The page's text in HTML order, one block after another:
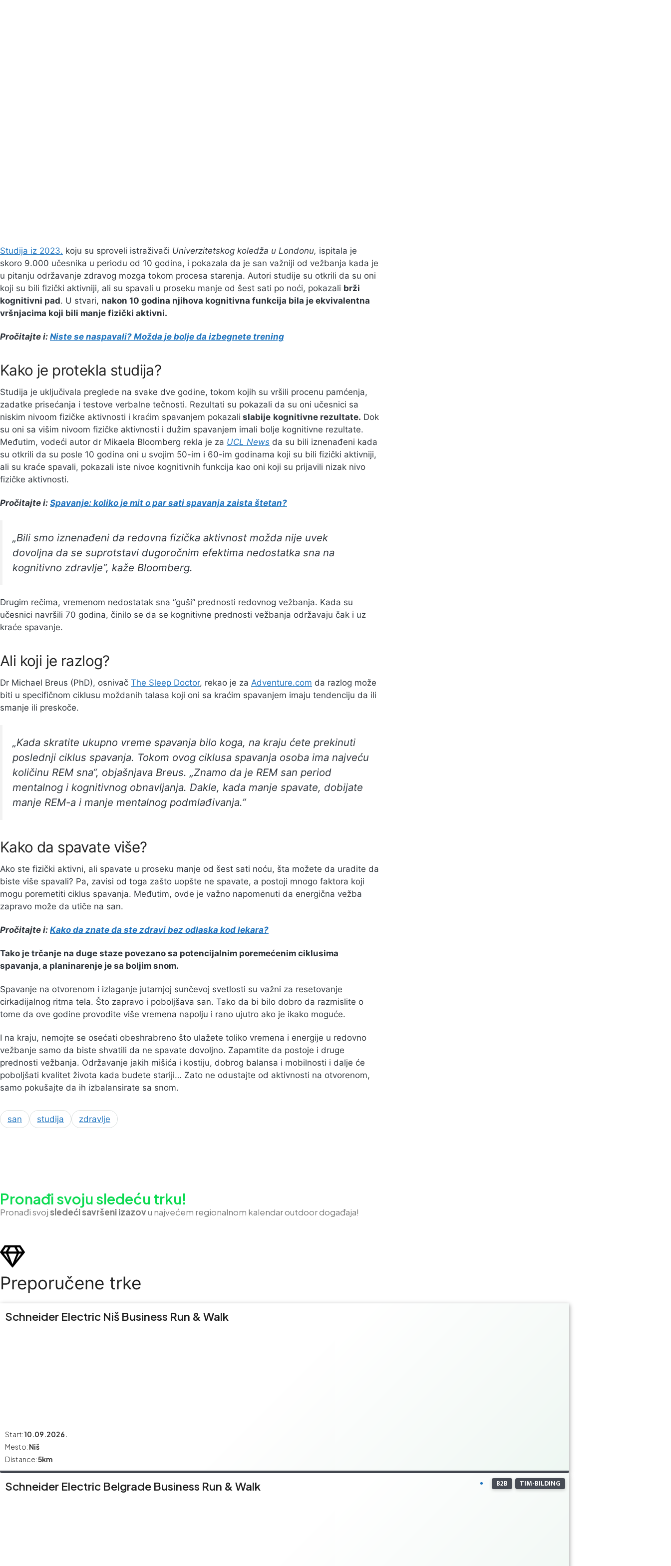
Studija iz 2023. koju su sproveli istraživači Univerzitetskog koledža u Londonu, ispitala je
skoro 9.000 učesnika u periodu od 10 godina, i pokazala da je san važniji od vežbanja kada je
u pitanju održavanje zdravog mozga tokom procesa starenja. Autori studije su otkrili da su oni
koji su bili fizički aktivniji, ali su spavali u proseku manje od šest sati po noći, pokazali brži
kognitivni pad. U stvari, nakon 10 godina njihova kognitivna funkcija bila je ekvivalentna
vršnjacima koji bili manje fizički aktivni.
Pročitajte i: Niste se naspavali? Možda je bolje da izbegnete trening
Kako je protekla studija?
Studija je uključivala preglede na svake dve godine, tokom kojih su vršili procenu pamćenja,
zadatke prisećanja i testove verbalne tečnosti. Rezultati su pokazali da su oni učesnici sa
niskim nivoom fizičke aktivnosti i kraćim spavanjem pokazali slabije kognitivne rezultate. Dok
su oni sa višim nivoom fizičke aktivnosti i dužim spavanjem imali bolje kognitivne rezultate.
Međutim, vodeći autor dr Mikaela Bloomberg rekla je za UCL News da su bili iznenađeni kada
su otkrili da su posle 10 godina oni u svojim 50-im i 60-im godinama koji su bili fizički aktivniji,
ali su kraće spavali, pokazali iste nivoe kognitivnih funkcija kao oni koji su prijavili nizak nivo
fizičke aktivnosti.
Pročitajte i: Spavanje: koliko je mit o par sati spavanja zaista štetan?
„Bili smo iznenađeni da redovna fizička aktivnost možda nije uvek
dovoljna da se suprotstavi dugoročnim efektima nedostatka sna na
kognitivno zdravlje“, kaže Bloomberg.
Drugim rečima, vremenom nedostatak sna “guši” prednosti redovnog vežbanja. Kada su
učesnici navršili 70 godina, činilo se da se kognitivne prednosti vežbanja održavaju čak i uz
kraće spavanje.
Ali koji je razlog?
Dr Michael Breus (PhD), osnivač The Sleep Doctor, rekao je za Adventure.com da razlog može
biti u specifičnom ciklusu moždanih talasa koji oni sa kraćim spavanjem imaju tendenciju da ili
smanje ili preskoče.
„Kada skratite ukupno vreme spavanja bilo koga, na kraju ćete prekinuti
poslednji ciklus spavanja. Tokom ovog ciklusa spavanja osoba ima najveću
količinu REM sna“, objašnjava Breus. „Znamo da je REM san period
mentalnog i kognitivnog obnavljanja. Dakle, kada manje spavate, dobijate
manje REM-a i manje mentalnog podmlađivanja.”
Kako da spavate više?
Ako ste fizički aktivni, ali spavate u proseku manje od šest sati noću, šta možete da uradite da
biste više spavali? Pa, zavisi od toga zašto uopšte ne spavate, a postoji mnogo faktora koji
mogu poremetiti ciklus spavanja. Međutim, ovde je važno napomenuti da energična vežba
zapravo može da utiče na san.
Pročitajte i: Kako da znate da ste zdravi bez odlaska kod lekara?
Tako je trčanje na duge staze povezano sa potencijalnim poremećenim ciklusima
spavanja, a planinarenje je sa boljim snom.
Spavanje na otvorenom i izlaganje jutarnjoj sunčevoj svetlosti su važni za resetovanje
cirkadijalnog ritma tela. Što zapravo i poboljšava san. Tako da bi bilo dobro da razmislite o
tome da ove godine provodite više vremena napolju i rano ujutro ako je ikako moguće.
I na kraju, nemojte se osećati obeshrabreno što ulažete toliko vremena i energije u redovno
vežbanje samo da biste shvatili da ne spavate dovoljno. Zapamtite da postoje i druge
prednosti vežbanja. Održavanje jakih mišića i kostiju, dobrog balansa i mobilnosti i dalje će
poboljšati kvalitet života kada budete stariji… Zato ne odustajte od aktivnosti na otvorenom,
samo pokušajte da ih izbalansirate sa snom.
san studija zdravlje
Pronađi svoju sledeću trku!
Pronađi svojsledeći savršeni izazovu najvećem regionalnom kalendar outdoor događaja!
Preporučene trke
Schneider Electric Niš Business Run & Walk
Start:10.09.2026.
Mesto: Niš
Distance:5km
B2B TIM-BILDING
Schneider Electric Belgrade Business Run & Walk